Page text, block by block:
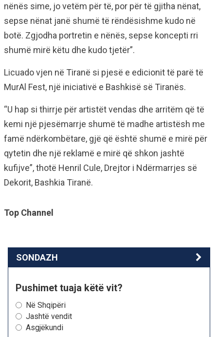
nënës sime, jo vetëm për të, por për të gjitha nënat,
sepse nënat janë shumë të rëndësishme kudo në
botë. Zgjodha portretin e nënës, sepse koncepti rri
shumë mirë këtu dhe kudo tjetër”.
Licuado vjen në Tiranë si pjesë e edicionit të parë të
MurAl Fest, një iniciativë e Bashkisë së Tiranës.
“U hap si thirrje për artistët vendas dhe arritëm që të
kemi një pjesëmarrje shumë të madhe artistësh me
famë ndërkombëtare, gjë që është shumë e mirë për
qytetin dhe një reklamë e mirë që shkon jashtë
kufijve”, thotë Henril Cule, Drejtor i Ndërmarrjes së
Dekorit, Bashkia Tiranë.
Top Channel
SONDAZH
Pushimet tuaja këtë vit?
Në Shqipëri
Jashtë vendit
Asgjëkundi